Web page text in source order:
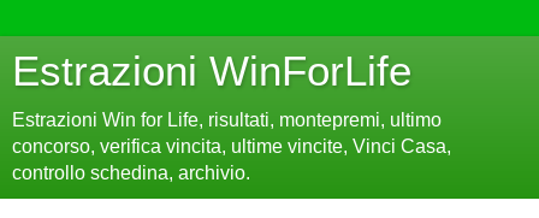
Estrazioni WinForLife
Estrazioni Win for Life, risultati, montepremi, ultimo
concorso, verifica vincita, ultime vincite, Vinci Casa,
controllo schedina, archivio.